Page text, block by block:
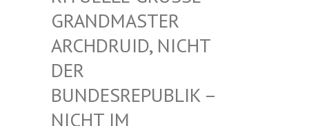
RANDMASTER A
RCHDRUID, NICHT D
ER B
UNDESREPUBLIK – N
ICHT IM E